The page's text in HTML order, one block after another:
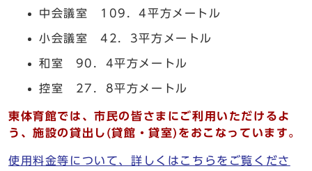
中会議室 109．4平方メートル
小会議室 42．3平方メートル
和室 90．4平方メートル
控室 27．8平方メートル
東体育館では、市民の皆さまにご利用いただけるよ
う、施設の貸出し(貸館・貸室)をおこなっています。
使用料金等について、詳しくはこちらをご覧くださ